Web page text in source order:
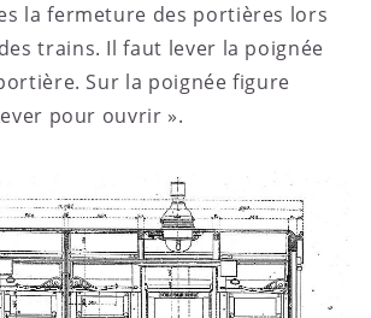
la fermeture des portières lors
trains. Il faut lever la poignée
Sur la poignée figure
pour ouvrir ».